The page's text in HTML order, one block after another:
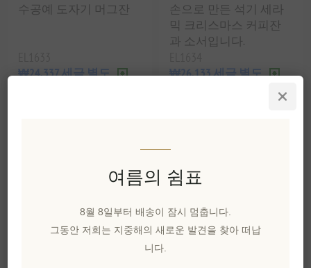
수공예 도자기 머그잔
₩24,337 세금 별도
손으로 만든 석기 세라
믹 크리스마스 커피잔
과 소서입니다.
₩26,133 세금 별도
여름의 쉼표
8월 8일부터 배송이 잠시 멈춥니다.
그동안 저희는 지중해의 새로운 발견을 찾아 떠납
니다.